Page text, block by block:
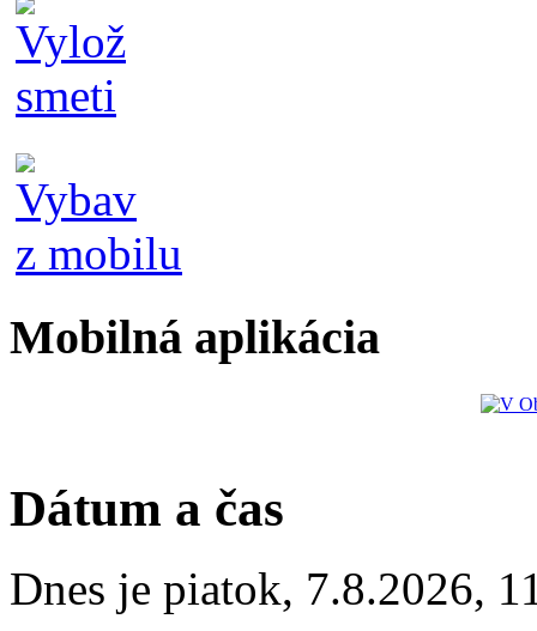
Mobilná aplikácia
Dátum a čas
Dnes je piatok, 7.8.2026,